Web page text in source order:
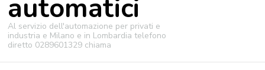
automatici
Al servizio dell'automazione per privati e
industria e Milano e in Lombardia telefono
diretto 0289601329 chiama